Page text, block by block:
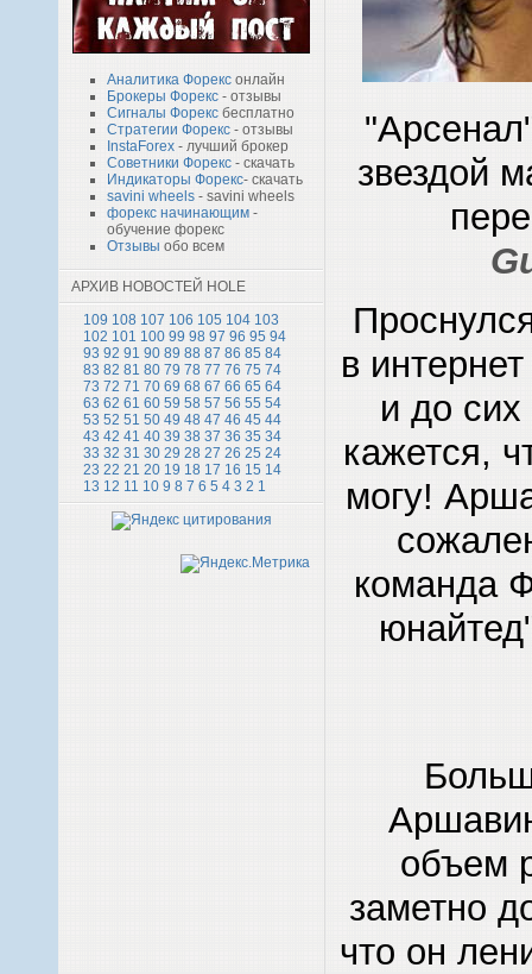
Аналитика Форекс онлайн
Брокеры Форекс - отзывы
Сигналы Форекс бесплатно
Стратегии Форекс - отзывы
InstaForex - лучший брокер
Советники Форекс - скачать
Индикаторы Форекс- скачать
savini wheels - savini wheels
форекс начинающим -
обучение форекс
Отзывы обо всем
АРХИВ НОВОСТЕЙ HOLE
109 108 107 106 105 104 103
102 101 100 99 98 97 96 95 94
93 92 91 90 89 88 87 86 85 84
83 82 81 80 79 78 77 76 75 74
73 72 71 70 69 68 67 66 65 64
63 62 61 60 59 58 57 56 55 54
53 52 51 50 49 48 47 46 45 44
43 42 41 40 39 38 37 36 35 34
33 32 31 30 29 28 27 26 25 24
23 22 21 20 19 18 17 16 15 14
13 12 11 10 9 8 7 6 5 4 3 2 1
звездой
в
и до
кажется,
могу!
команда
объем
заметно
что он